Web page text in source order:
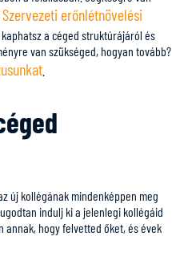
Szervezeti erőnlétnövelési
a céged struktúrájáról és
van szükséged, hogyan tovább?
új kollégának mindenképpen meg
indulj ki a jelenlegi kollégáid
hogy felvetted őket, és évek